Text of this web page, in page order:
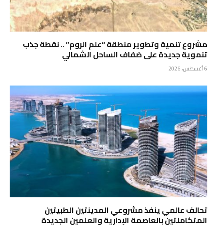
مشروع تنمية وتطوير منطقة “علم الروم” .. نقطة جذب
تنموية جديدة على ضفاف الساحل الشمالي
6 أغسطس، 2026
تحالف عالمي ينفذ مشروعي المدينتين الطبيتين
المتكاملتين بالعاصمة الإدارية والعلمين الجديدة